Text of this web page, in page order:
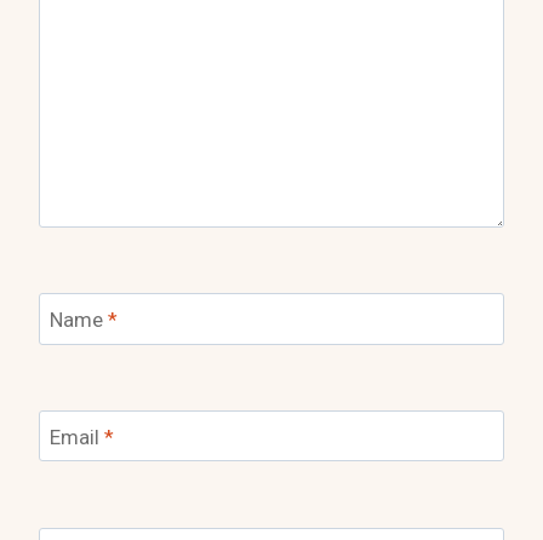
Name *
Email *